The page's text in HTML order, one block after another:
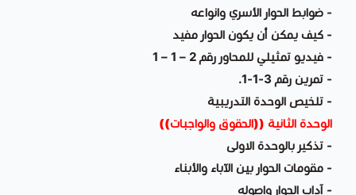
- ضوابط الحوار الأسري وانواعه
- كيف يمكن أن يكون الحوار مفيد
- فيديو تمثيلي للمحاور رقم 2 – 1 – 1
- تمرين رقم 3-1-1.
- تلخيص الوحدة التدريبية
الوحدة الثانية ((الحقوق والواجبات))
- تذكير بالوحدة الاولى
- مقومات الحوار بين الآباء والأبناء
- آداب الحوار واصوله